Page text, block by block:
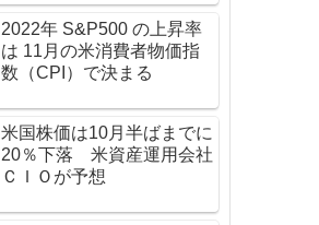
2022年 S&P500 の上昇率
は 11月の米消費者物価指
数（CPI）で決まる
米国株価は10月半ばまでに
20％下落 米資産運用会社
ＣＩＯが予想